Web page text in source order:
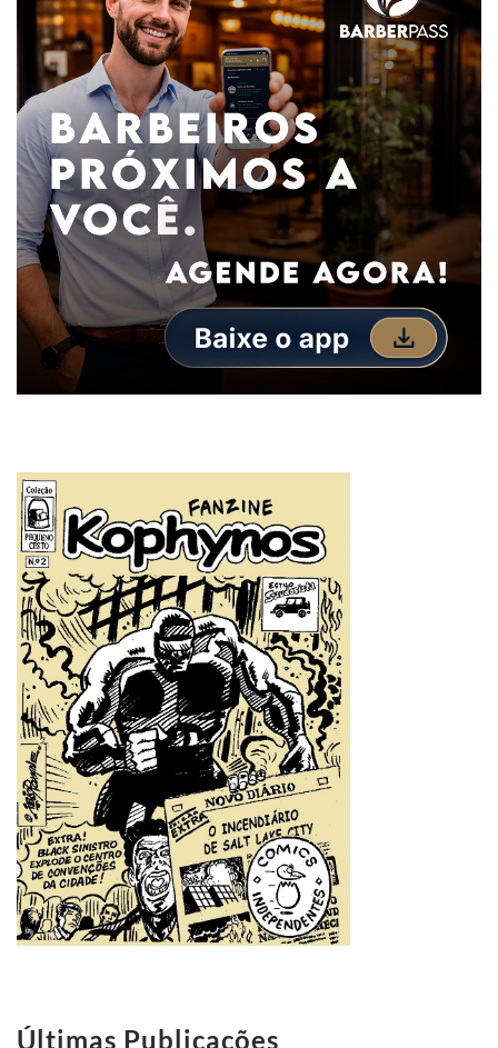
Últimas Publicações
15 Clássicos Que Todo Apaixonado Sonha em Ter
Mercado de Carros Antigos em 2026: o que está mudando
e como isso influencia a valorização dos clássicos
Como Preparar Seu Carro Antigo Para Viagens Longas:
Muito Além de Fazer uma Revisão
Os Clássicos Mais Desejados para 2026: os carros antigos